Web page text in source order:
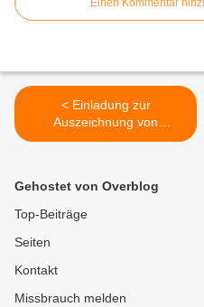
Einen Kommentar
< Einladung zur
Auszeichnung von
Veitshöchheim als
Bücherei im Bahnhof
Gehostet von Overblog
Top-Beiträge
Seiten
Kontakt
Missbrauch melden